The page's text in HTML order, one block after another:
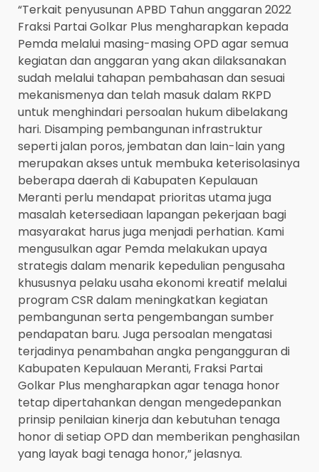
“Terkait penyusunan APBD Tahun anggaran 2022
Fraksi Partai Golkar Plus mengharapkan kepada
Pemda melalui masing-masing OPD agar semua
kegiatan dan anggaran yang akan dilaksanakan
sudah melalui tahapan pembahasan dan sesuai
mekanismenya dan telah masuk dalam RKPD
untuk menghindari persoalan hukum dibelakang
hari. Disamping pembangunan infrastruktur
seperti jalan poros, jembatan dan lain-lain yang
merupakan akses untuk membuka keterisolasinya
beberapa daerah di Kabupaten Kepulauan
Meranti perlu mendapat prioritas utama juga
masalah ketersediaan lapangan pekerjaan bagi
masyarakat harus juga menjadi perhatian. Kami
mengusulkan agar Pemda melakukan upaya
strategis dalam menarik kepedulian pengusaha
khususnya pelaku usaha ekonomi kreatif melalui
program CSR dalam meningkatkan kegiatan
pembangunan serta pengembangan sumber
pendapatan baru. Juga persoalan mengatasi
terjadinya penambahan angka pengangguran di
Kabupaten Kepulauan Meranti, Fraksi Partai
Golkar Plus mengharapkan agar tenaga honor
tetap dipertahankan dengan mengedepankan
prinsip penilaian kinerja dan kebutuhan tenaga
honor di setiap OPD dan memberikan penghasilan
yang layak bagi tenaga honor,” jelasnya.